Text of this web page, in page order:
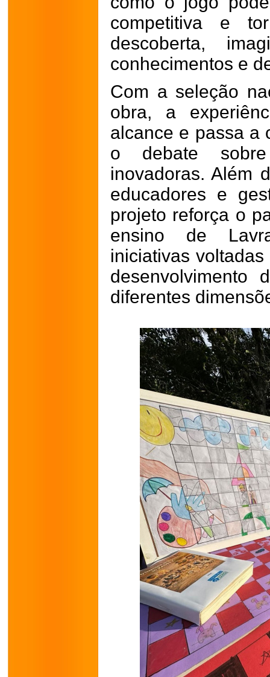
competitiva e
descoberta,
conhecimentos e
Com a seleção
obra, a
alcance e passa a
o debate sobre
inovadoras. Além
educadores e
projeto reforça o
ensino de
iniciativas
desenvolvimento
diferentes